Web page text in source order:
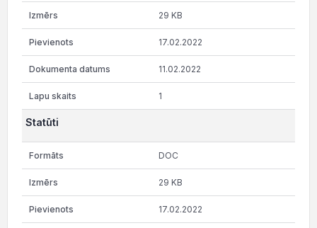
29 KB
17.02.2022
11.02.2022
1
Statūti
DOC
29 KB
17.02.2022